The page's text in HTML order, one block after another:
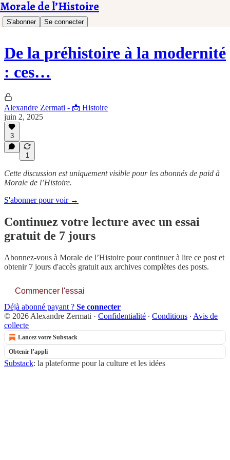
Morale de l’Histoire
S'abonner Se connecter
De la préhistoire à la modernité
: ces…
Alexandre Zermati - 📩 Histoire
juin 2, 2025
3
1
Cette discussion est uniquement visible pour les abonnés de paid à
Morale de l’Histoire.
S'abonner pour voir →
Continuez votre lecture avec un essai
gratuit de 7 jours
Abonnez-vous à Morale de l’Histoire pour continuer à lire ce post et
obtenir 7 jours d'accès gratuit aux archives complètes des posts.
Commencer l'essai
Déjà abonné payant ? Se connecter
© 2026 Alexandre Zermati · Confidentialité ∙ Conditions ∙ Avis de
collecte
Lancez votre Substack
Obtenir l’appli
Substack: la plateforme pour la culture et les idées